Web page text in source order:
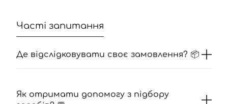
Часті запитання
Де відслідковувати своє замовлення? 📦
Як отримати допомогу з підбору